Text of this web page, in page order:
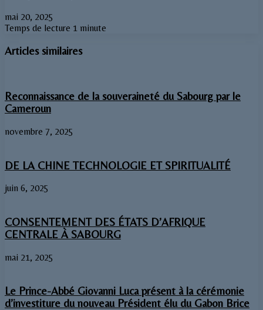
mai 20, 2025
Temps de lecture 1 minute
Articles similaires
Reconnaissance de la souveraineté du Sabourg par le
Cameroun
novembre 7, 2025
DE LA CHINE TECHNOLOGIE ET SPIRITUALITÉ
juin 6, 2025
CONSENTEMENT DES ÉTATS D’AFRIQUE
CENTRALE À SABOURG
mai 21, 2025
Le Prince-Abbé Giovanni Luca présent à la cérémonie
d’investiture du nouveau Président élu du Gabon Brice